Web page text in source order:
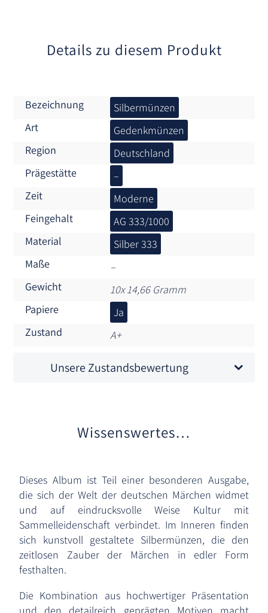
Details zu diesem Produkt
Bezeichnung
Silbermünzen
Art
Gedenkmünzen
Region
Deutschland
Prägestätte
–
Zeit
Moderne
Feingehalt
AG 333/1000
Material
Silber 333
Maße
–
Gewicht
10x 14,66 Gramm
Papiere
Ja
Zustand
A+
Unsere Zustandsbewertung
Wissenswertes…
Dieses Album ist Teil einer besonderen Ausgabe,
die sich der Welt der deutschen Märchen widmet
und auf eindrucksvolle Weise Kultur mit
Sammelleidenschaft verbindet. Im Inneren finden
sich kunstvoll gestaltete Silbermünzen, die den
zeitlosen Zauber der Märchen in edler Form
festhalten.
Die Kombination aus hochwertiger Präsentation